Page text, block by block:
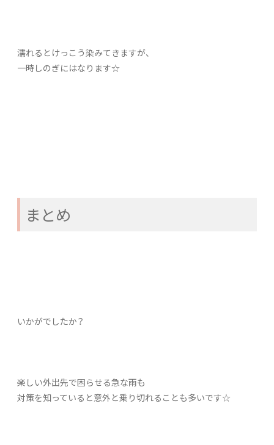
濡れるとけっこう染みてきますが、
一時しのぎにはなります☆
まとめ
いかがでしたか？
楽しい外出先で困らせる急な雨も
対策を知っていると意外と乗り切れることも多いです☆